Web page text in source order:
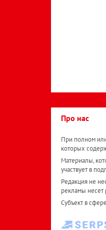
Про нас
При полном
которых
Материалы,
участвует в
Редакция не
рекламы несет
Субъект в